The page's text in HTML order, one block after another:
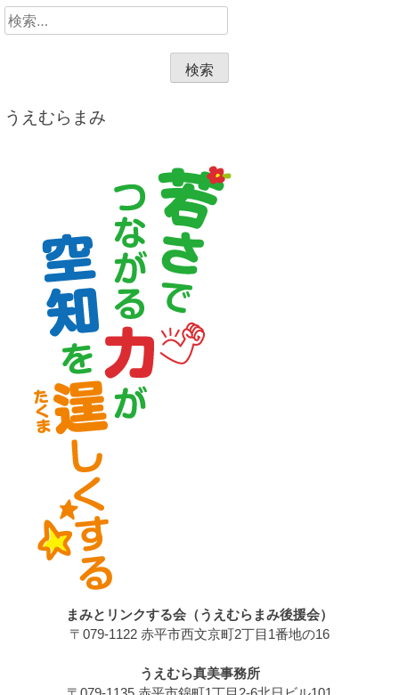
検
索:
うえむらまみ
まみとリンクする会（うえむらまみ後援会）
〒079-1122 赤平市西文京町2丁目1番地の16
うえむら真美事務所